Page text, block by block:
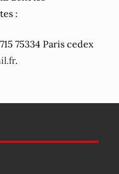
:
75334 Paris cedex
.